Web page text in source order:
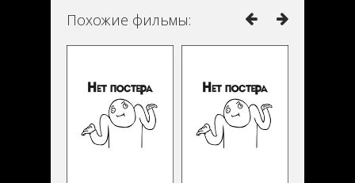
Похожие фильмы: